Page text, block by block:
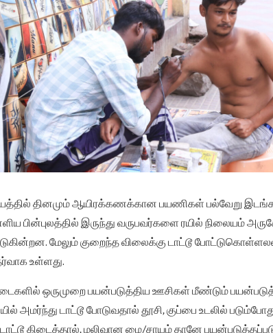
தினமும் ஆயிரக்கணக்கான பயணிகள் பல்வேறு
பின்புலத்தில் இருந்து வருபவர்களை ரயில் நிலையம்
மேலும் குறைந்த விலைக்கு டாட்டூ
உள்ளது.
கடைகளில் ஒருமுறை பயன்படுத்திய ஊசிகள் மீண்டும்
அமர்ந்து டாட்டூ போடுவதால் தூசி, குப்பை உடலில்
கிடைத்தால், மலிவான மை/சாயம் தானே